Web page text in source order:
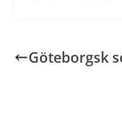
Göteborgsk